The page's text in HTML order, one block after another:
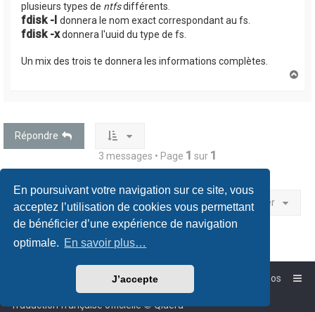
En poursuivant votre navigation sur ce site, vous
acceptez l’utilisation de cookies vous permettant
de bénéficier d’une expérience de navigation
optimale. En savoir plus…
J’accepte
plusieurs types de ntfsdifférents.
fdisk -l donnera le nom exact correspondant au fs.
fdisk -xdonnera l'uuid du type de fs.
Un mix des trois te donnera les informations complètes.
Répondre
3 messages • Page 1 sur 1
Aller
Forum-Debian.fr
À propos
phpBB™
Traduction française officielle©Qiaeru